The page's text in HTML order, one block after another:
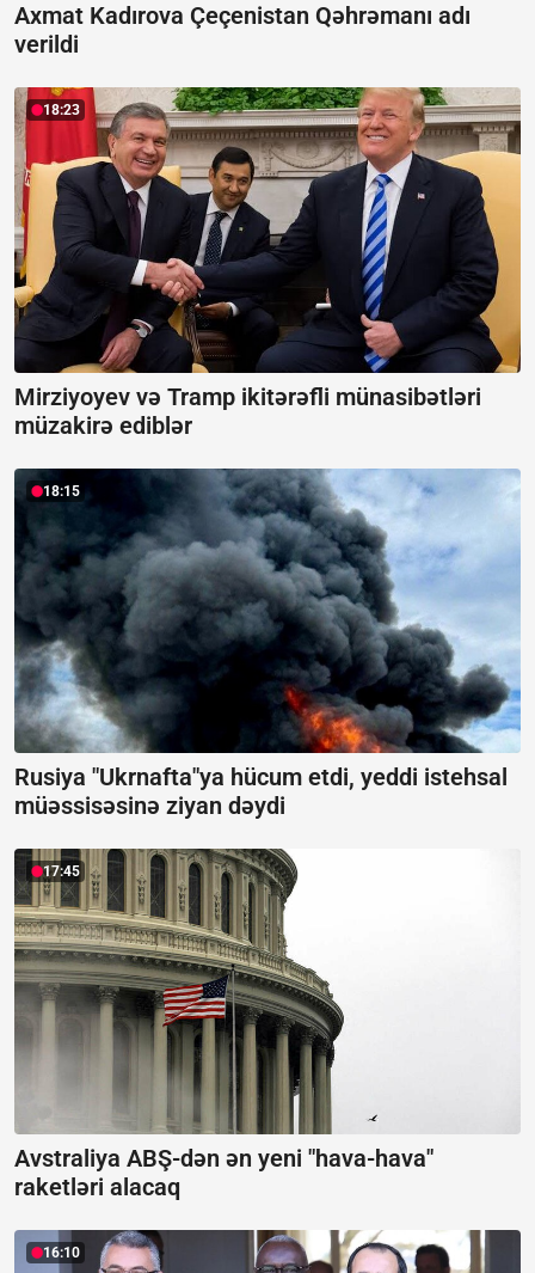
Axmat Kadırova Çeçenistan Qəhrəmanı adı
verildi
18:23
Mirziyoyev və Tramp ikitərəfli münasibətləri
müzakirə ediblər
18:15
Rusiya "Ukrnafta"ya hücum etdi, yeddi istehsal
müəssisəsinə ziyan dəydi
17:45
Avstraliya ABŞ-dən ən yeni "hava-hava"
raketləri alacaq
16:10